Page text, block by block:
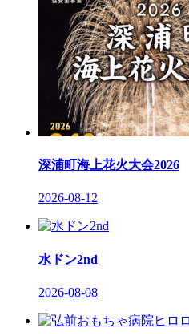
深浦町海上花火大会2026
2026-08-12
水ドン2nd
2026-08-08